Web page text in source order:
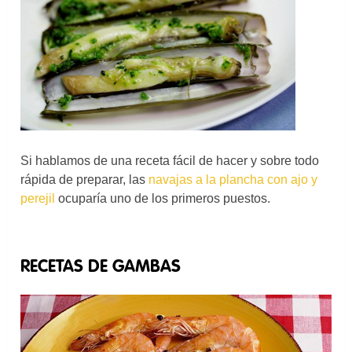
Si hablamos de una receta fácil de hacer y sobre todo
rápida de preparar, las navajas a la plancha con ajo y
perejil ocuparía uno de los primeros puestos.
RECETAS DE GAMBAS